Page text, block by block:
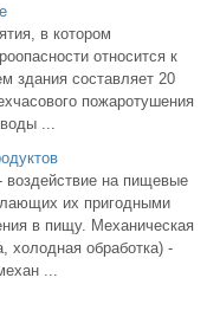
в котором
относится к
здания составляет 20
пожаротушения
...
воздействие на пищевые
их пригодными
в пищу. Механическая
холодная обработка) -
...